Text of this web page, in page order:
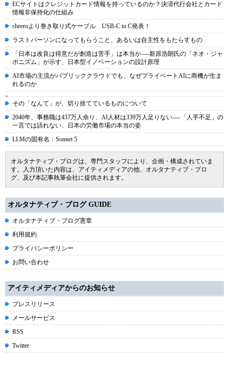
ECサイトはクレジットカード情報を持っているのか？決済代行会社とカード
情報非保持化の仕組み
cheeroより巻き取り式ケーブル USB-C to C発表！
ラストパーソンになってもらうこと、あるいは自主性をもたらすもの
「日本は改良は得意だが創造は苦手」は本当か----新原浩朗氏の「ネオ・ジャ
ポニズム」が示す、日本型イノベーションの設計原理
AI市場の主流がパブリッククラウドでも、なぜプライベートAIに商機が生ま
れるのか
その「なんて」が、切り捨てているものについて
2040年、事務職は437万人余り、AI人材は339万人足りない----「人手不足」の
一言では語れない、日本の労働市場の本当の姿
LLMの固有名：Sonnet 5
オルタナティブ・ブログは、専門スタッフにより、企画・構成されていま
す。入力頂いた内容は、アイティメディアの他、オルタナティブ・ブロ
グ、及び本記事執筆会社に提供されます。
オルタナティブ・ブログ GUIDE
オルタナティブ・ブログ憲章
利用規約
プライバシーポリシー
お問い合わせ
アイティメディアからのお知らせ
プレスリリース
メールサービス
RSS
Twitter